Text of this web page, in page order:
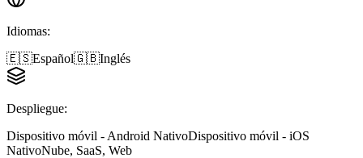
Idiomas:
🇪🇸Español🇬🇧Inglés
Despliegue:
Dispositivo móvil - Android NativoDispositivo móvil - iOS
NativoNube, SaaS, Web